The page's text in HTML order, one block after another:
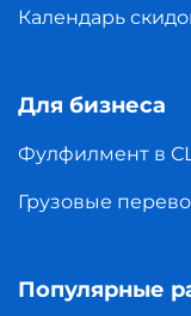
Календарь
Для бизнеса
Фулфилмент в
Грузовые
Популярные